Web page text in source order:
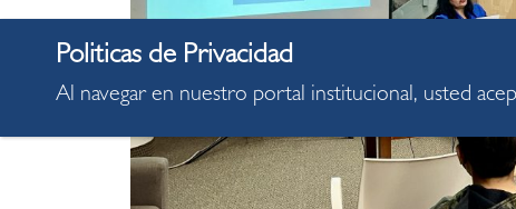
Al navegar en nuestro portal institucional, usted